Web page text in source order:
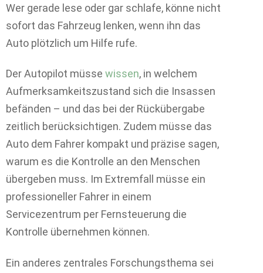
Wer gerade lese oder gar schlafe, könne nicht
sofort das Fahrzeug lenken, wenn ihn das
Auto plötzlich um Hilfe rufe.
Der Autopilot müsse wissen, in welchem
Aufmerksamkeitszustand sich die Insassen
befänden – und das bei der Rückübergabe
zeitlich berücksichtigen. Zudem müsse das
Auto dem Fahrer kompakt und präzise sagen,
warum es die Kontrolle an den Menschen
übergeben muss. Im Extremfall müsse ein
professioneller Fahrer in einem
Servicezentrum per Fernsteuerung die
Kontrolle übernehmen können.
Ein anderes zentrales Forschungsthema sei